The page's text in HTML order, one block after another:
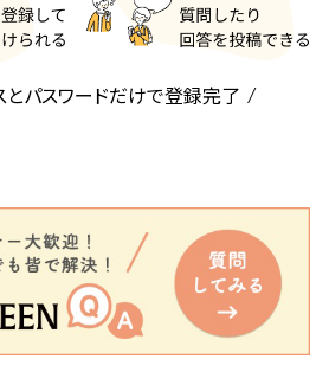
とパスワードだけで登録完了